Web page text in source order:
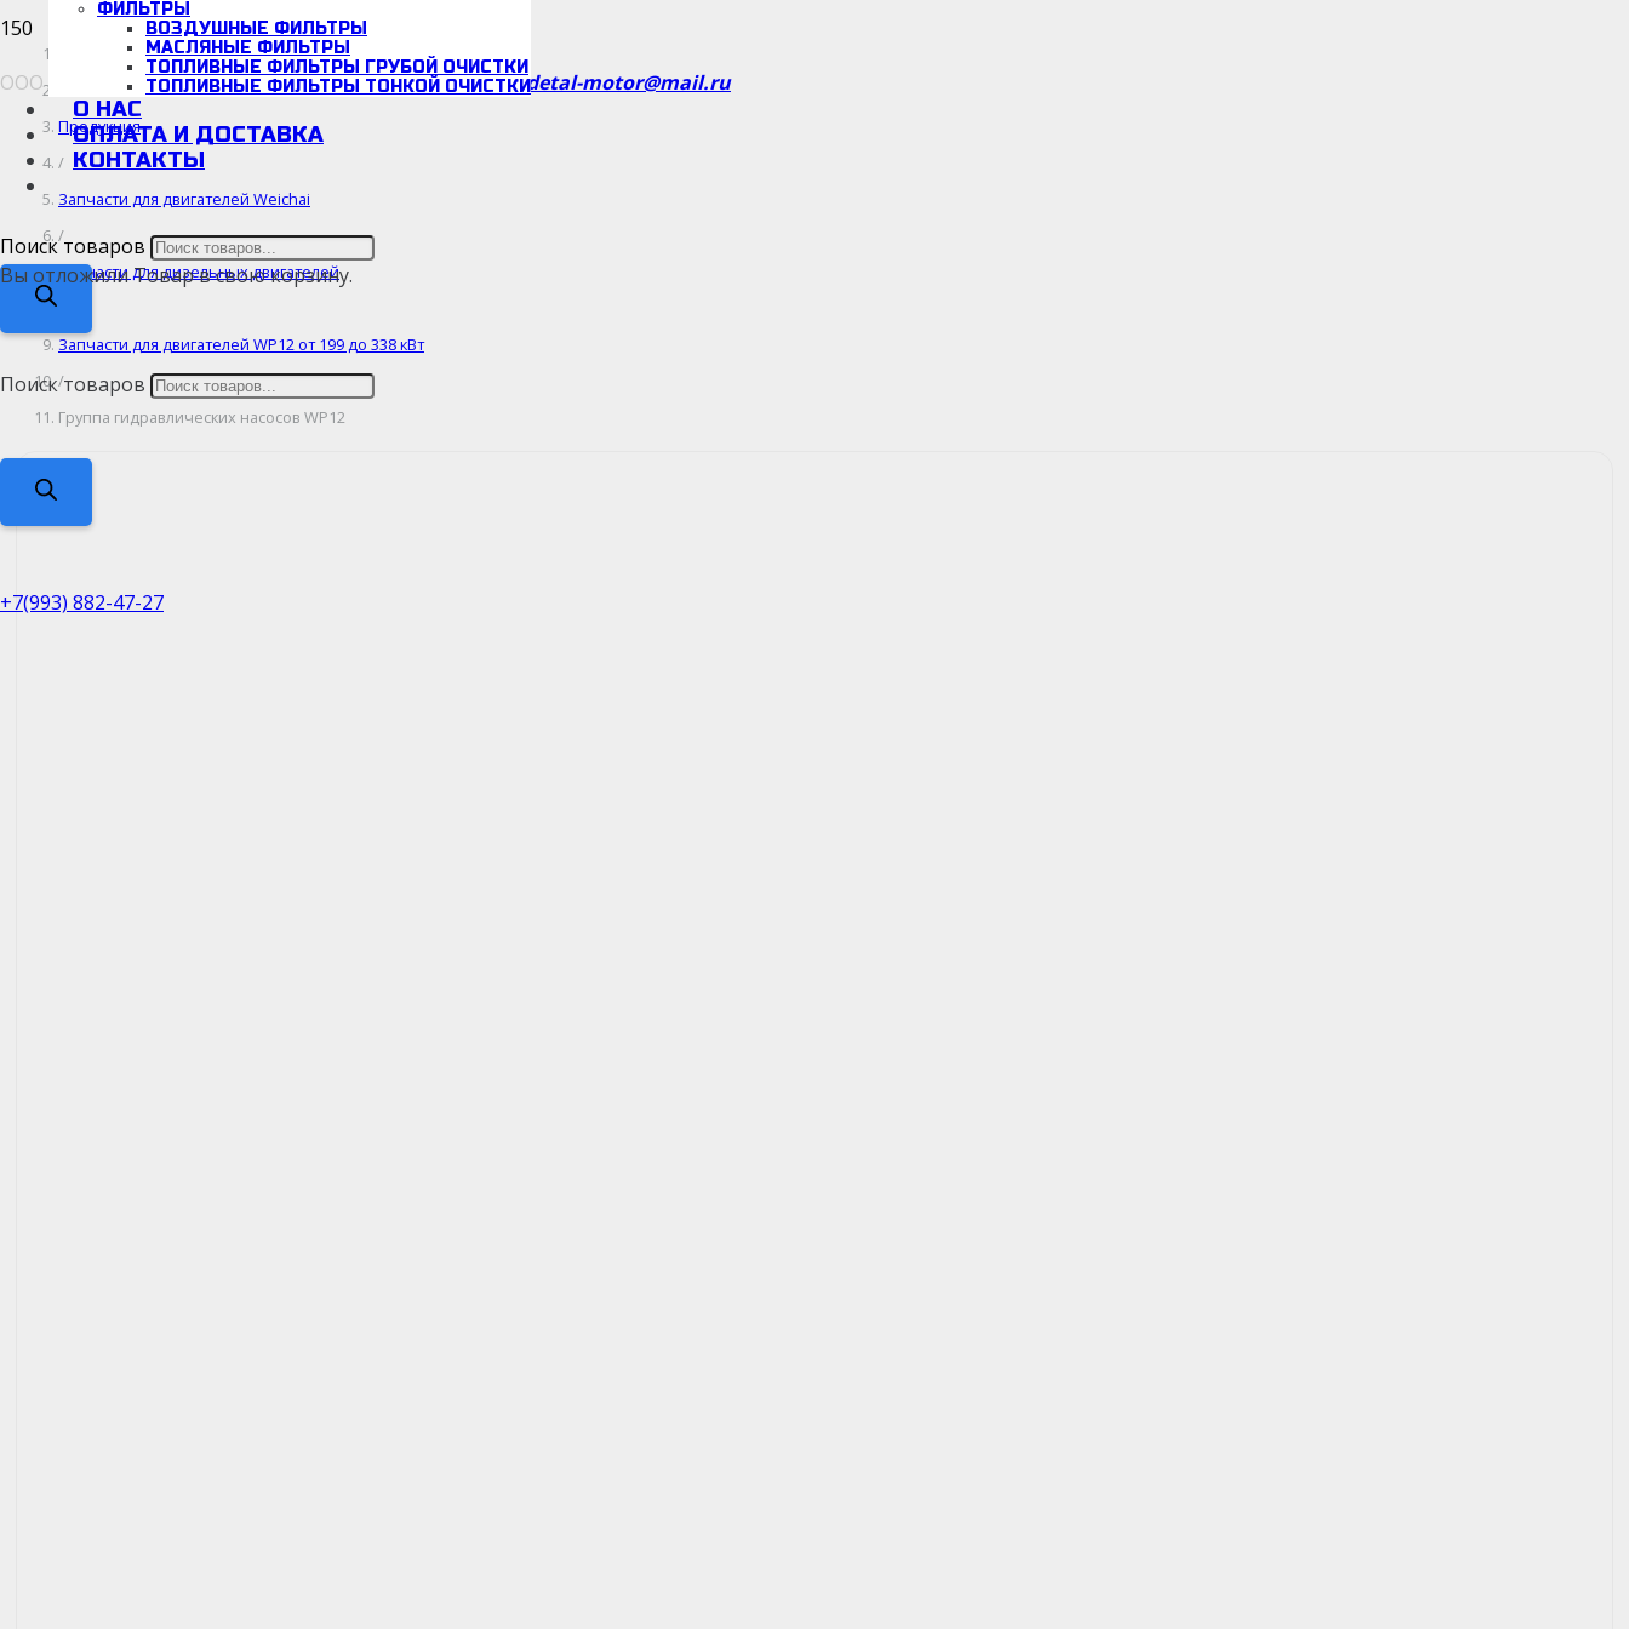
ООО «Детальмотор», ИНН/КПП: 5038166942/670001001detal-motor@mail.ru
ФИЛЬТРЫ
ВОЗДУШНЫЕ ФИЛЬТРЫ
МАСЛЯНЫЕ ФИЛЬТРЫ
ТОПЛИВНЫЕ ФИЛЬТРЫ ГРУБОЙ ОЧИСТКИ
ТОПЛИВНЫЕ ФИЛЬТРЫ ТОНКОЙ ОЧИСТКИ
О НАС
ОПЛАТА И ДОСТАВКА
КОНТАКТЫ
Вы отложилиТоварв свою корзину.
Поиск товаров
+7(993) 882-47-27
Поиск товаров
Продукция
/
Запчасти для двигателей Weichai
/
Запчасти для дизельных двигателей
Запчасти для двигателей WP12 от 199 до 338 кВт
/
Группа гидравлических насосов WP12